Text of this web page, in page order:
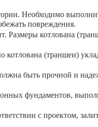
Необходимо
повреждения.
Размеры котлована
котлована (траншеи)
быть прочной и
фундаментов,
с проектом,